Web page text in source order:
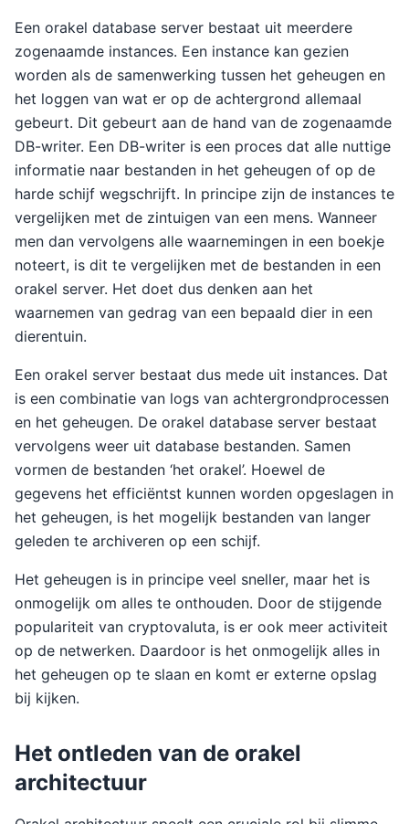
Een orakel database server bestaat uit meerdere
zogenaamde instances. Een instance kan gezien
worden als de samenwerking tussen het geheugen en
het loggen van wat er op de achtergrond allemaal
gebeurt. Dit gebeurt aan de hand van de zogenaamde
DB-writer. Een DB-writer is een proces dat alle nuttige
informatie naar bestanden in het geheugen of op de
harde schijf wegschrijft. In principe zijn de instances te
vergelijken met de zintuigen van een mens. Wanneer
men dan vervolgens alle waarnemingen in een boekje
noteert, is dit te vergelijken met de bestanden in een
orakel server. Het doet dus denken aan het
waarnemen van gedrag van een bepaald dier in een
dierentuin.
Een orakel server bestaat dus mede uit instances. Dat
is een combinatie van logs van achtergrondprocessen
en het geheugen. De orakel database server bestaat
vervolgens weer uit database bestanden. Samen
vormen de bestanden ‘het orakel’. Hoewel de
gegevens het efficiëntst kunnen worden opgeslagen in
het geheugen, is het mogelijk bestanden van langer
geleden te archiveren op een schijf.
Het geheugen is in principe veel sneller, maar het is
onmogelijk om alles te onthouden. Door de stijgende
populariteit van cryptovaluta, is er ook meer activiteit
op de netwerken. Daardoor is het onmogelijk alles in
het geheugen op te slaan en komt er externe opslag
bij kijken.
Het ontleden van de orakel
architectuur